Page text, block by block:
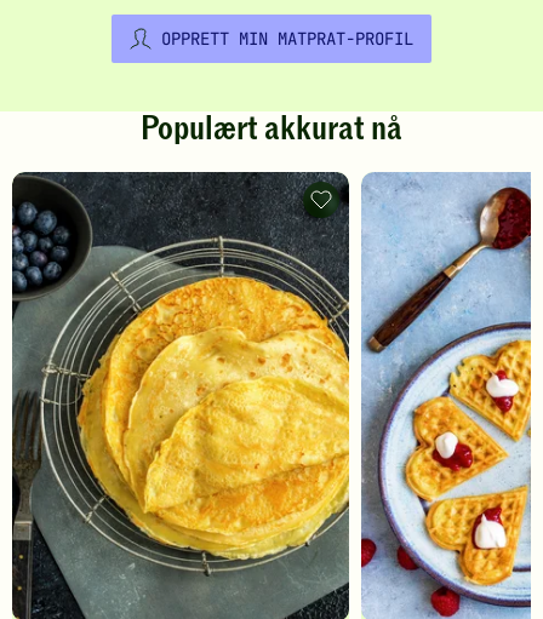
OPPRETT MIN MATPRAT-PROFIL
Populært akkurat nå
Pannekaker
-
legg
til
favoritter